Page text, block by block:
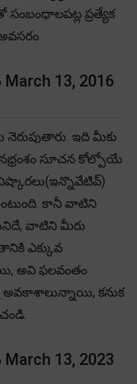
ప్రత్యేక
13, 2016
ఇది మీకు
సూచన కోల్పోయే
కానీ వాటిని
వాటిని మీరు
ఎక్కువ
అవి ఫలవంతం
అవకాశాలున్నాయి, కనుక
13, 2023